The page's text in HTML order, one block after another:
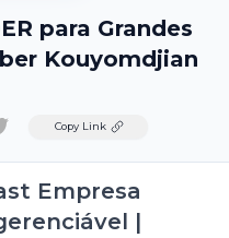
para Grandes
Kouyomdjian
Copy Link
Empresa
|